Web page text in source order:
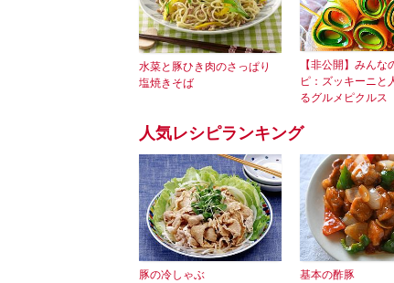
水菜と豚ひき肉のさっぱり
塩焼きそば
【非公開】みんな
ピ：ズッキーニと
るグルメピクルス
人気レシピランキング
豚の冷しゃぶ 基本の酢豚